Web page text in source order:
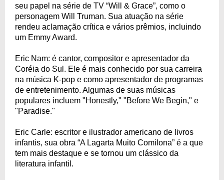
seu papel na série de TV “Will & Grace”, como o
personagem Will Truman. Sua atuação na série
rendeu aclamação crítica e vários prêmios, incluindo
um Emmy Award.
Eric Nam: é cantor, compositor e apresentador da
Coréia do Sul. Ele é mais conhecido por sua carreira
na música K-pop e como apresentador de programas
de entretenimento. Algumas de suas músicas
populares incluem "Honestly," "Before We Begin," e
"Paradise."
Eric Carle: escritor e ilustrador americano de livros
infantis, sua obra “A Lagarta Muito Comilona” é a que
tem mais destaque e se tornou um clássico da
literatura infantil.